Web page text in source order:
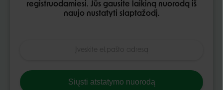
registruodamiesi. Jūs gausite laikiną nuorodą iš
naujo nustatyti slaptažodį.
Siųsti atstatymo nuorodą